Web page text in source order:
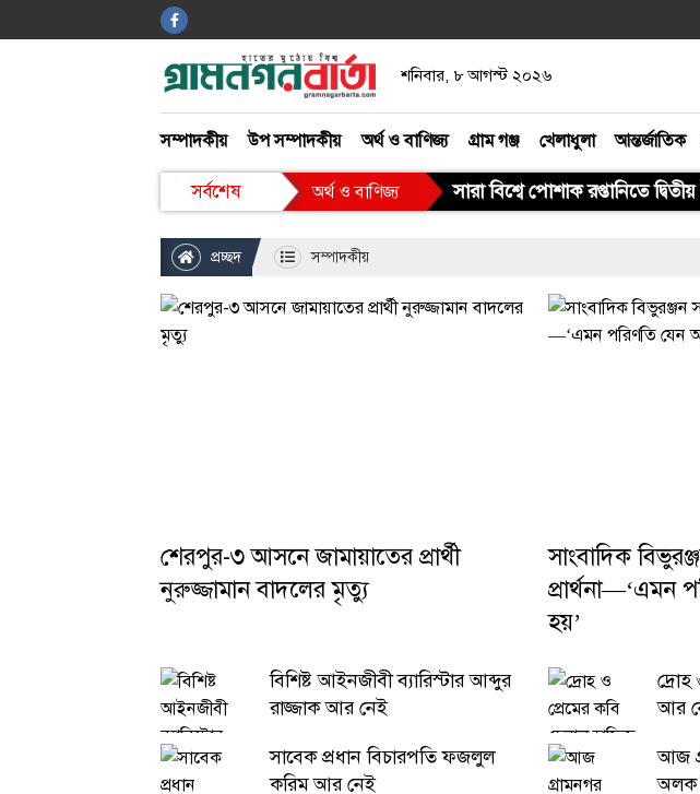
শনিবার, ৮ আগস্ট ২০২৬
সম্পাদকীয় উপ সম্পাদকীয় অর্থ ও বাণিজ্য গ্রাম গঞ্জ খেলাধুলা আন্তর্জাতিক
সর্বশেষ
খেলাধুলা
অর্থ ও বাণিজ্য
বিনোদন
গ্রাম গঞ্জ
সারা বিশ্বে পোশাক রপ্তানিতে
প্রচ্ছদ সম্পাদকীয়
শেরপুর-৩ আসনে জামায়াতের প্রার্থী
নুরুজ্জামান বাদলের মৃত্যু
সাংবাদিক
প্রার্থনা—‘এমন
হয়’
বিশিষ্ট আইনজীবী ব্যারিস্টার আব্দুর
রাজ্জাক আর নেই
দ্রোহ
আর
সাবেক প্রধান বিচারপতি ফজলুল
করিম আর নেই
আজ
অলক